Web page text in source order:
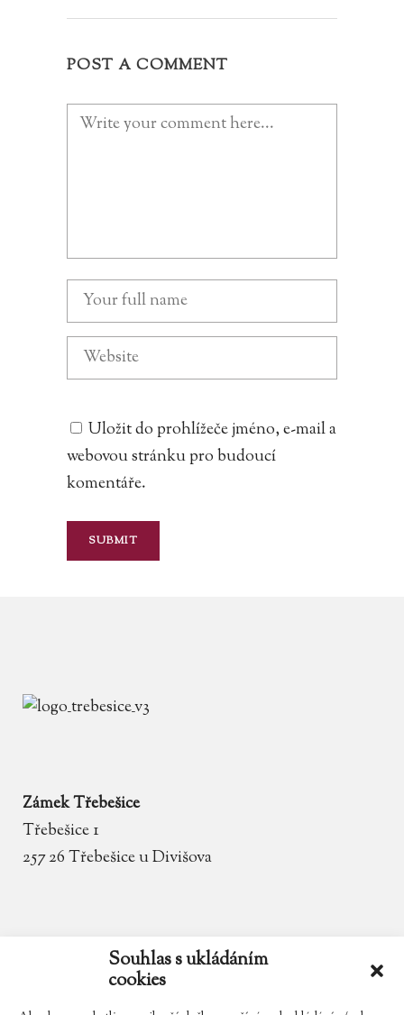
Souhlas s ukládáním
cookies
POST A COMMENT
Uložit do prohlížeče jméno, e-mail a
webovou stránku pro budoucí
komentáře.
Zámek Třebešice
Třebešice 1
257 26 Třebešice u Divišova
zamek.trebesice@volny.cz
602 354 467